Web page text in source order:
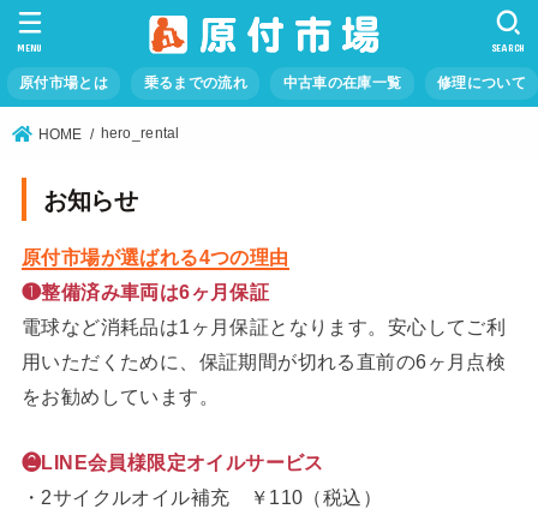
原付市場とは 乗るまでの流れ 中古車の在庫一覧 修理について
SEARCH
MENU
HOME hero_rental
お知らせ
原付市場が選ばれる4つの理由
❶整備済み車両は6ヶ月保証
電球など消耗品は1ヶ月保証となります。安心してご利
用いただくために、保証期間が切れる直前の6ヶ月点検
をお勧めしています。
❷LINE会員様限定オイルサービス
・2サイクルオイル補充 ￥110（税込）